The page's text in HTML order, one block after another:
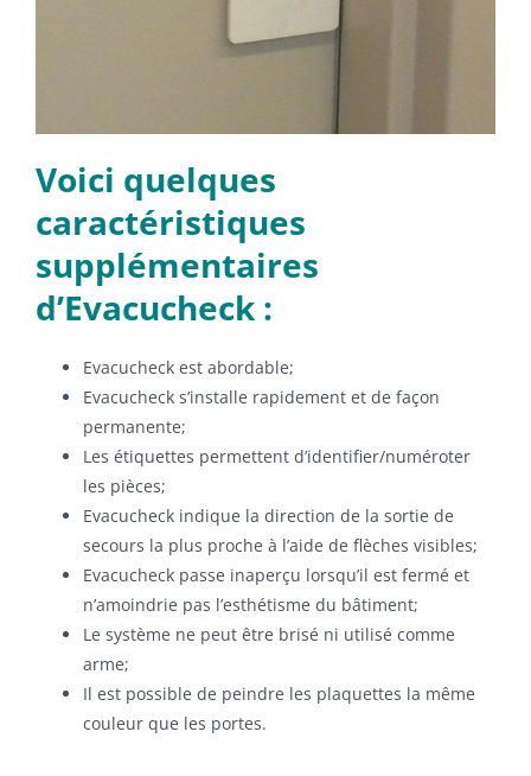
Voici quelques
caractéristiques
supplémentaires
d’Evacucheck :
Evacucheck est abordable;
Evacucheck s’installe rapidement et de façon
permanente;
Les étiquettes permettent d’identifier/numéroter
les pièces;
Evacucheck indique la direction de la sortie de
secours la plus proche à l’aide de flèches visibles;
Evacucheck passe inaperçu lorsqu’il est fermé et
n’amoindrie pas l’esthétisme du bâtiment;
Le système ne peut être brisé ni utilisé comme
arme;
Il est possible de peindre les plaquettes la même
couleur que les portes.